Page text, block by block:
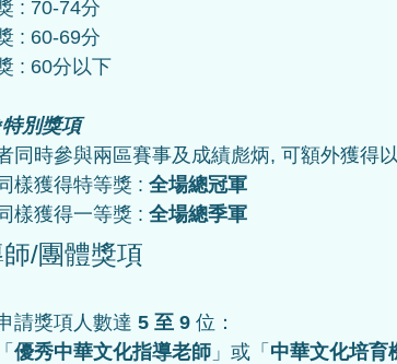
: 70-74分
: 60-69分
: 60分以下
別獎項
同時參與兩區賽事及成績彪炳, 可額外獲得
樣獲得特等獎 : 全場總冠軍
樣獲得一等獎 : 全場總季軍
/團體獎項
請獎項人數達 5 至 9 位：
「 優秀中華文化指導老師 」或「 中華文化培育